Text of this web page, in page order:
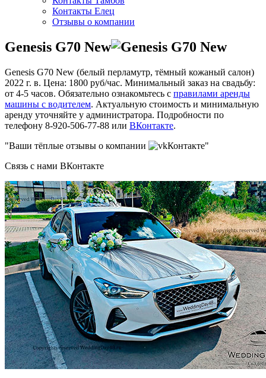
Контакты Елец
Отзывы о компании
Genesis G70 New
Genesis G70 New (белый перламутр, тёмный кожаный салон)
2022 г. в. Цена: 1800 руб/час. Минимальный заказ на свадьбу:
от 4-5 часов. Обязательно ознакомьтесь с правилами аренды
машины с водителем. Актуальную стоимость и минимальную
аренду уточняйте у администратора. Подробности по
телефону 8-920-506-77-88 или ВКонтакте.
"Ваши тёплые отзывы о компании
Контакте"
Связь с нами ВКонтакте